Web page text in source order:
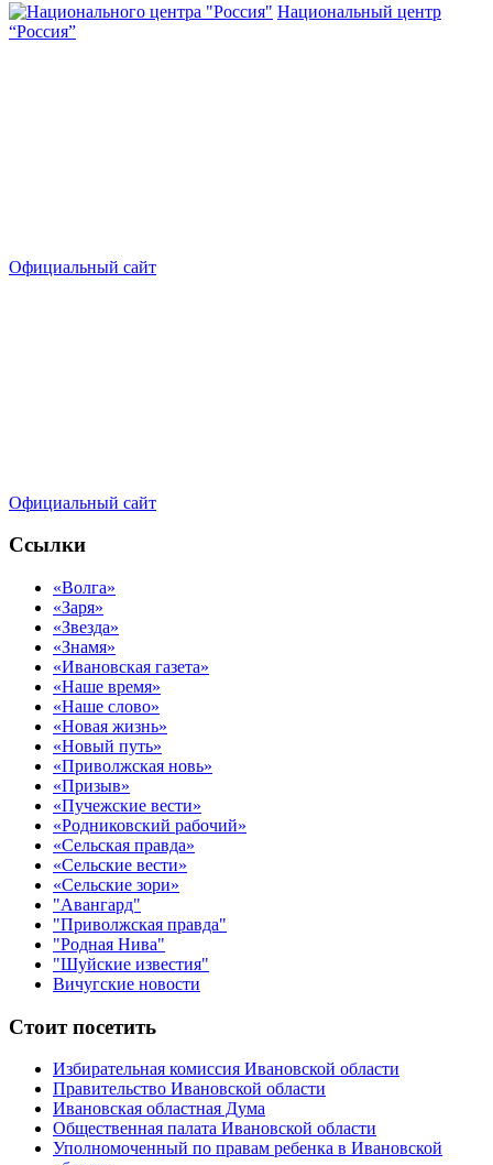
Национальный центр
“Россия”
Официальный сайт
Официальный сайт
Ссылки
«Волга»
«Заря»
«Звезда»
«Знамя»
«Ивановская газета»
«Наше время»
«Наше слово»
«Новая жизнь»
«Новый путь»
«Приволжская новь»
«Призыв»
«Пучежские вести»
«Родниковский рабочий»
«Сельская правда»
«Сельские вести»
«Сельские зори»
"Авангард"
"Приволжская правда"
"Родная Нива"
"Шуйские известия"
Вичугские новости
Стоит посетить
Избирательная комиссия Ивановской области
Правительство Ивановской области
Ивановская областная Дума
Общественная палата Ивановской области
Уполномоченный по правам ребенка в Ивановской